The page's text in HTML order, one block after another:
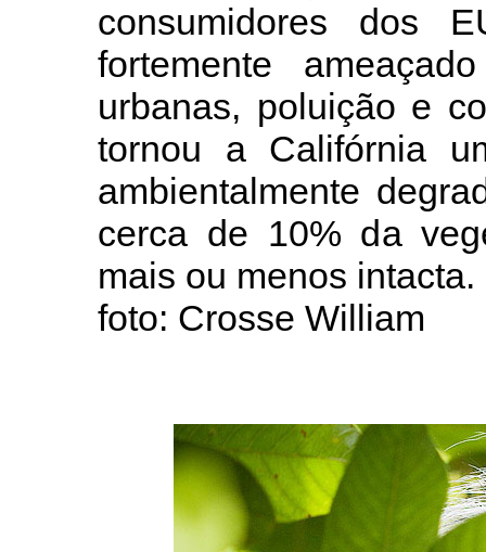
consumidores dos
fortemente
urbanas, poluição e
tornou a Califórnia
ambientalmente
cerca de 10% da
mais ou menos intacta.
foto: Crosse William